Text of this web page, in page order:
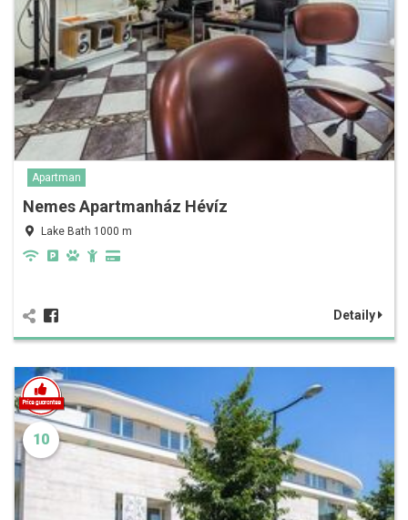
Apartman
Nemes Apartmanház Hévíz
Lake Bath 1000 m
Detaily
10